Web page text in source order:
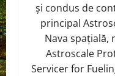
și condus de
principal
Nava spațială,
Astroscale
Servicer for